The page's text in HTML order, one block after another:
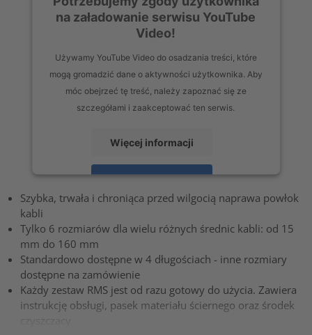
na załadowanie serwisu YouTube
Video!
Używamy YouTube Video do osadzania treści, które
mogą gromadzić dane o aktywności użytkownika. Aby
móc obejrzeć tę treść, należy zapoznać się ze
szczegółami i zaakceptować ten serwis.
Więcej informacji
Zaakceptuj
powered byUsercentrics Consent Management Platform
Szybka, trwała i chroniąca przed wilgocią naprawa powłok
kabli
Tylko 6 rozmiarów dla wielu różnych średnic kabli: od 15
mm do 160 mm
Standardowo dostępne w 4 długościach - inne rozmiary
dostępne na zamówienie
Każdy zestaw RMS jest od razu gotowy do użycia. Zawiera
instrukcję obsługi, pasek materiału ściernego oraz środek